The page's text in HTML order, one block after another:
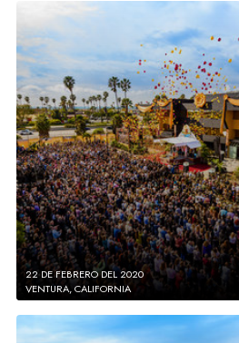
22 DE FEBRERO DEL 2020
VENTURA, CALIFORNIA